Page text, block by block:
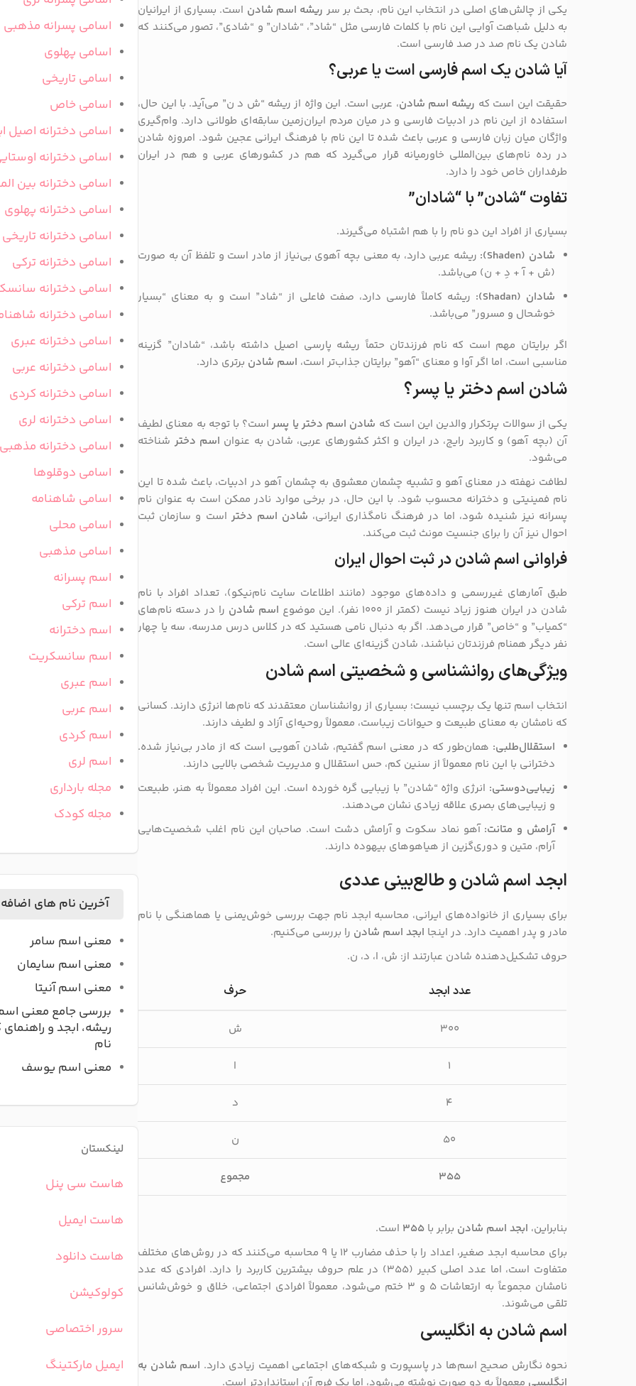
یکی از چالش‌های اصلی در انتخاب این نام، بحث بر سر ریشه اسم شادن است. بسیاری از ایرانیان
به دلیل شباهت آوایی این نام با کلمات فارسی مثل “شاد”، “شادان” و “شادی”، تصور می‌کنند که
شادن یک نام صد در صد فارسی است.
آیا شادن یک اسم فارسی است یا عربی؟
حقیقت این است که ریشه اسم شادن، عربی است. این واژه از ریشه “ش د ن” می‌آید. با این حال،
استفاده از این نام در ادبیات فارسی و در میان مردم ایران‌زمین سابقه‌ای طولانی دارد. وام‌گیری
واژگان میان زبان فارسی و عربی باعث شده تا این نام با فرهنگ ایرانی عجین شود. امروزه شادن
در رده نام‌های بین‌المللی خاورمیانه قرار می‌گیرد که هم در کشورهای عربی و هم در ایران
طرفداران خاص خود را دارد.
تفاوت “شادن” با “شادان”
بسیاری از افراد این دو نام را با هم اشتباه می‌گیرند.
شادن (Shaden):
ریشه عربی دارد، به معنی بچه آهوی بی‌نیاز از مادر است و تلفظ آن به صورت
(ش + آ + دِ + ن) می‌باشد.
شادان (Shadan):
ریشه کاملاً فارسی دارد، صفت فاعلی از “شاد” است و به معنای “بسیار
خوشحال و مسرور” می‌باشد.
اگر برایتان مهم است که نام فرزندتان حتماً ریشه پارسی اصیل داشته باشد، “شادان” گزینه
مناسبی است، اما اگر آوا و معنای “آهو” برایتان جذاب‌تر است، اسم شادن برتری دارد.
شادن اسم دختر یا پسر؟
یکی از سوالات پرتکرار والدین این است که شادن اسم دختر یا پسراست؟ با توجه به معنای لطیف
آن (بچه آهو) و کاربرد رایج، در ایران و اکثر کشورهای عربی، شادن به عنوان اسم دختر شناخته
می‌شود.
لطافت نهفته در معنای آهو و تشبیه چشمان معشوق به چشمان آهو در ادبیات، باعث شده تا این
نام فمینیتی و دخترانه محسوب شود. با این حال، در برخی موارد نادر ممکن است به عنوان نام
پسرانه نیز شنیده شود، اما در فرهنگ نامگذاری ایرانی، شادن اسم دختر است و سازمان ثبت
احوال نیز آن را برای جنسیت مونث ثبت می‌کند.
فراوانی اسم شادن در ثبت احوال ایران
طبق آمارهای غیررسمی و داده‌های موجود (مانند اطلاعات سایت نام‌نیکو)، تعداد افراد با نام
شادن در ایران هنوز زیاد نیست (کمتر از ۱۰۰۰ نفر). این موضوع
اسم شادن را در دسته نام‌های
“کمیاب” و “خاص” قرار می‌دهد. اگر به دنبال نامی هستید که در کلاس درس مدرسه، سه یا چهار
نفر دیگر همنام فرزندتان نباشند، شادن گزینه‌ای عالی است.
ویژگی‌های روانشناسی و شخصیتی اسم شادن
انتخاب اسم تنها یک برچسب نیست؛ بسیاری از روانشناسان معتقدند که نام‌ها انرژی دارند. کسانی
که نامشان به معنای طبیعت و حیوانات زیباست، معمولاً روحیه‌ای آزاد و لطیف دارند.
استقلال‌طلبی: همان‌طور که در معنی اسم گفتیم، شادن آهویی است که از مادر بی‌نیاز شده.
دخترانی با این نام معمولاً از سنین کم، حس استقلال و مدیریت شخصی بالایی دارند.
زیبایی‌دوستی: انرژی واژه “شادن” با زیبایی گره خورده است. این افراد معمولاً به هنر، طبیعت
و زیبایی‌های بصری علاقه زیادی نشان می‌دهند.
آرامش و متانت: آهو نماد سکوت و آرامش دشت است. صاحبان این نام اغلب شخصیت‌هایی
آرام، متین و دوری‌گزین از هیاهوهای بیهوده دارند.
ابجد اسم شادن و طالع‌بینی عددی
برای بسیاری از خانواده‌های ایرانی، محاسبه ابجد نام جهت بررسی خوش‌یمنی یا هماهنگی با نام
مادر و پدر اهمیت دارد. در اینجا ابجد اسم شادن را بررسی می‌کنیم.
حروف تشکیل‌دهنده شادن عبارتند از: ش، ا، د، ن.
حرف عدد ابجد
ش ۳۰۰
ا ۱
د ۴
ن ۵۰
مجموع ۳۵۵
بنابراین، ابجد اسم شادن برابر با ۳۵۵ است.
برای محاسبه ابجد صغیر، اعداد را با حذف مضارب ۱۲ یا ۹ محاسبه می‌کنند که در روش‌های مختلف
متفاوت است، اما عدد اصلی کبیر (۳۵۵) در علم حروف بیشترین کاربرد را دارد. افرادی که عدد
نامشان مجموعاً به ارتعاشات ۵ و ۳ ختم می‌شود، معمولاً افرادی اجتماعی، خلاق و خوش‌شانس
تلقی می‌شوند.
اسم شادن به انگلیسی
نحوه نگارش صحیح اسم‌ها در پاسپورت و شبکه‌های اجتماعی اهمیت زیادی دارد. اسم شادن به
اسامی پسرانه مذهبی
اسامی پهلوی
اسامی تاریخی
اسامی خاص
اسامی دخترانه اصیل
اسامی دخترانه
اسامی دخترانه بین
اسامی دخترانه پهلوی
اسامی دخترانه تاریخی
اسامی دخترانه ترکی
اسامی دخترانه
اسامی دخترانه
اسامی دخترانه عبری
اسامی دخترانه عربی
اسامی دخترانه کردی
اسامی دخترانه لری
اسامی دخترانه مذهبی
اسامی دوقلوها
اسامی شاهنامه
اسامی محلی
اسامی مذهبی
اسم پسرانه
اسم ترکی
اسم دخترانه
اسم سانسکریت
اسم عبری
اسم عربی
اسم کردی
اسم لری
مجله بارداری
مجله کودک
آخرین نام های
معنی اسم سامر
معنی اسم سایمان
معنی اسم آنیتا
بررسی جامع معنی
ریشه، ابجد و
نام
معنی اسم یوسف
لینکستان
هاست سی پنل
هاست ایمیل
هاست دانلود
کولوکیشن
سرور اختصاصی
ایمیل مارکتینگ